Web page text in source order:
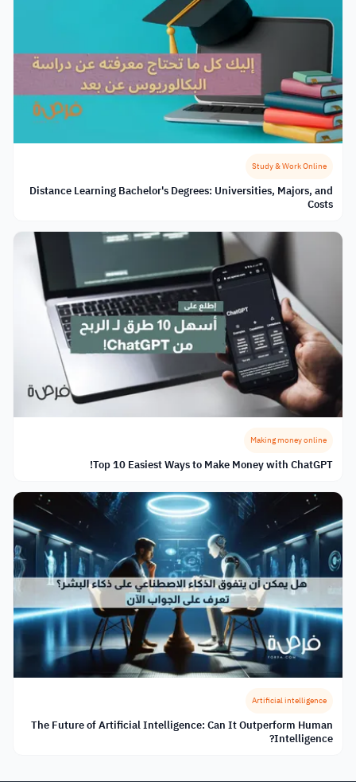
Study & Work Online
Distance Learning Bachelor's Degrees: Universities, Majors, and
Costs
Making money online
Top 10 Easiest Ways to Make Money with ChatGPT!
Artificial intelligence
The Future of Artificial Intelligence: Can It Outperform Human
Intelligence?